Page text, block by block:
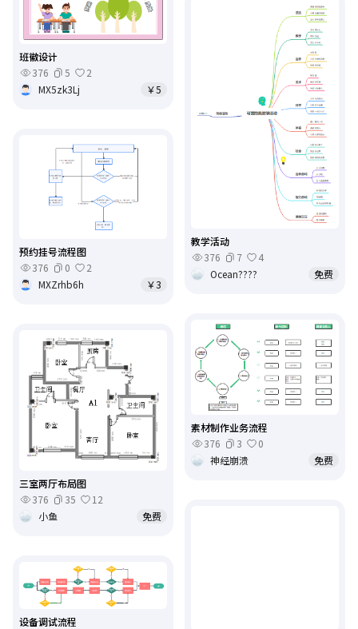
班徽设计
376
5
2
MX5zk3Lj
￥5
教学活动
376
7
4
Ocean????
免费
预约挂号流程图
376
0
2
MXZrhb6h
￥3
素材制作业务流程
376
3
0
神经崩溃
免费
三室两厅布局图
376
35
12
小鱼
免费
设备调试流程